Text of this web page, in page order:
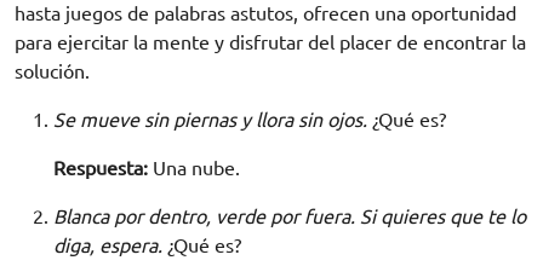
hasta juegos de palabras astutos, ofrecen una oportunidad
para ejercitar la mente y disfrutar del placer de encontrar la
solución.
Se mueve sin piernas y llora sin ojos. ¿Qué es?
Respuesta: Una nube.
Blanca por dentro, verde por fuera. Si quieres que te lo
diga, espera. ¿Qué es?